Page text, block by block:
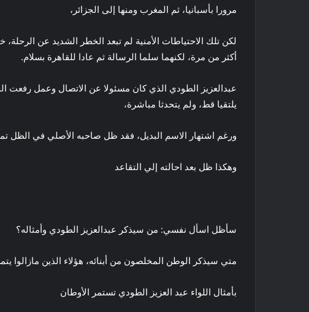
مرورا بأسبانيا، ثم المغرب ومنها إلى الجزائر،
لكن تلك الاحتياطات الأمنية لم تبعد الخطر الشديد عن
أكثر من مرة، لكنهما سلما الرسالة ثم عادا للقاهرة بسلام.
عبدالعزيز الطودي الذي كان مسئولا عن الاتصال وعمل رفعت
يلتقيا قط، ولم يتحدثا مباشرة،
ورغم اشتهار الاسم البديل، فقد ظل صاحبه الأصلي في الظل
وهكذا ظل بعد احالته إلي التقاعد
سأظل اسأل نفسي: من سيذكر عبدالعزيز الطودي وأمثاله؟
متي سيذكر الوطن المخلصون من أبنائه، هؤلاء الذين مازالوا
بأمثال اللواء عبد العزيز الطودي تستمر الأوطان